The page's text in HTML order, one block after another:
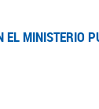
EL MINISTERIO